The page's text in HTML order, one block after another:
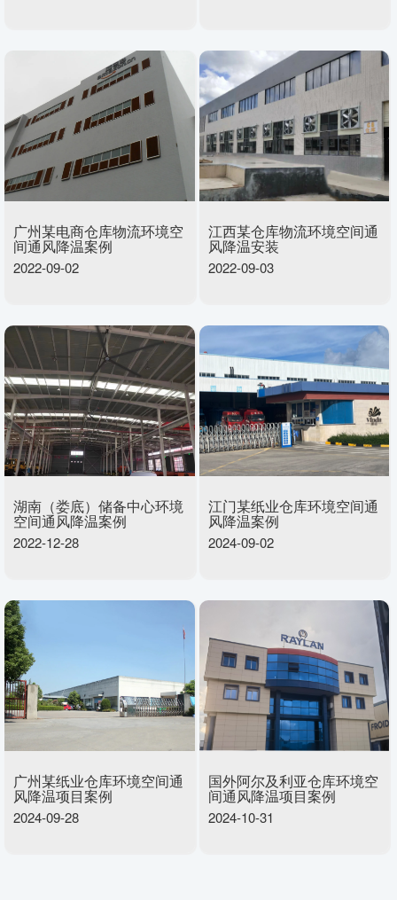
广州某电商仓库物流环境空
间通风降温案例
2022-09-02
江西某仓库物流环境空间通
风降温安装
2022-09-03
湖南（娄底）储备中心环境
空间通风降温案例
2022-12-28
江门某纸业仓库环境空间通
风降温案例
2024-09-02
广州某纸业仓库环境空间通
风降温项目案例
2024-09-28
国外阿尔及利亚仓库环境空
间通风降温项目案例
2024-10-31